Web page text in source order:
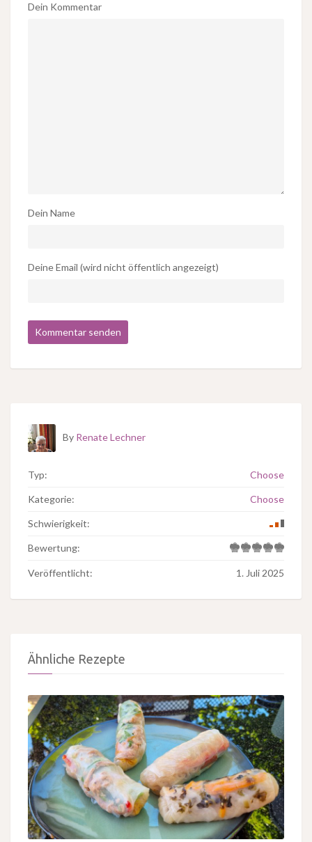
Dein Kommentar
Dein Name
Deine Email (wird nicht öffentlich angezeigt)
By Renate Lechner
Typ: Choose
Kategorie: Choose
Schwierigkeit:
Bewertung:
Veröffentlicht: 1. Juli 2025
Ähnliche Rezepte